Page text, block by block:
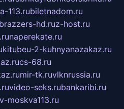
113.rubiletnadom.ru
brazzers-hd.ruz-host.ru
naperekate.ru
kitubeu-2-kuhnyanazakaz.ru
cs-68.ru
mir-tk.ruvlknrussia.ru
video-seks.rubankaribi.ru
moskva113.ru